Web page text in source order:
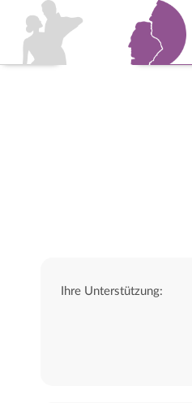
THÜRINGER
T ANZ- KADEMIE
Ihre Unterstützung: